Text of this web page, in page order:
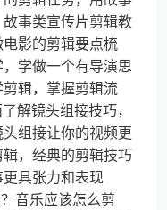
事类宣传片剪辑教
影的剪辑要点梳
学做一个有导演思
辑，掌握剪辑流
解镜头组接技巧，
组接让你的视频更
，经典的剪辑技巧
具张力和表现
音乐应该怎么剪